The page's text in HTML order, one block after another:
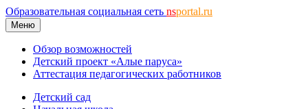
Образовательная социальная сеть nsportal.ru
Меню
Обзор возможностей
Детский проект «Алые паруса»
Аттестация педагогических работников
Детский сад